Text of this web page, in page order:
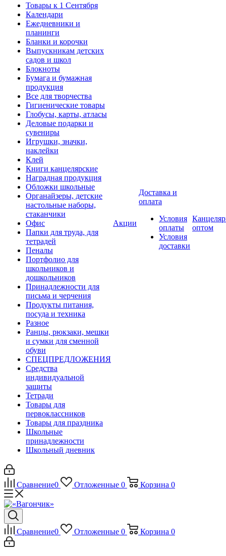
Товары к 1 Сентября
Календари
Ежедневники и
планинги
Бланки и корочки
Выпускникам детских
садов и школ
Блокноты
Бумага и бумажная
продукция
Все для творчества
Гигиенические товары
Глобусы, карты, атласы
Деловые подарки и
сувениры
Игрушки, значки,
наклейки
Клей
Книги канцелярские
Наградная продукция
Обложки школьные
Органайзеры, детские
настольные наборы,
стаканчики
Офис
Папки для труда, для
тетрадей
Пеналы
Портфолио для
школьников и
дошкольников
Принадлежности для
письма и черчения
Продукты питания,
посуда и техника
Разное
Ранцы, рюкзаки, мешки
и сумки для сменной
обуви
СПЕЦПРЕДЛОЖЕНИЯ
Средства
индивидуальной
защиты
Тетради
Товары для
первоклассников
Товары для праздника
Школьные
принадлежности
Школьный дневник
Акции
Доставка и
оплата
Условия
оплаты
Условия
доставки
оптом
Сравнение0 Отложенные 0 Корзина 0
Сравнение0 Отложенные 0 Корзина 0